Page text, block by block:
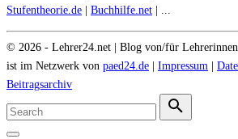
Stufentheorie.de
Buchhilfe.net | ...
© 2026 - Lehrer24.net | Blog von/für
ist im Netzwerk von paed24.de Impressum
Beitragsarchiv
Search
for:
Go